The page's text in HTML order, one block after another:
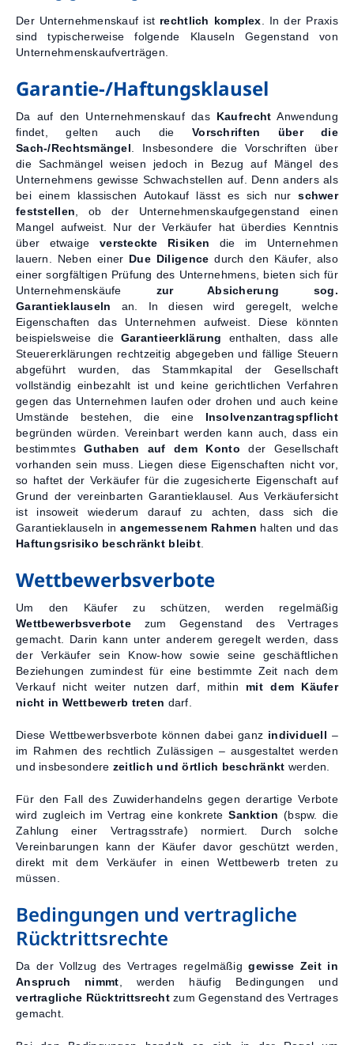
Der Unternehmenskauf ist rechtlich komplex . In der Praxis
sind typischerweise folgende Klauseln Gegenstand von
Unternehmenskaufverträgen.
Garantie-/Haftungsklausel
Da auf den Unternehmenskauf das Kaufrecht Anwendung
findet, gelten auch die Vorschriften über die
Sach-/Rechtsmängel . Insbesondere die Vorschriften über
die Sachmängel weisen jedoch in Bezug auf Mängel des
Unternehmens gewisse Schwachstellen auf. Denn anders als
bei einem klassischen Autokauf lässt es sich nur schwer
feststellen , ob der Unternehmenskaufgegenstand einen
Mangel aufweist. Nur der Verkäufer hat überdies Kenntnis
über etwaige versteckte Risiken die im Unternehmen
lauern. Neben einer Due Diligence durch den Käufer, also
einer sorgfältigen Prüfung des Unternehmens, bieten sich für
Unternehmenskäufe zur Absicherung sog.
Garantieklauseln an. In diesen wird geregelt, welche
Eigenschaften das Unternehmen aufweist. Diese könnten
beispielsweise die Garantieerklärung
enthalten, dass alle
Steuererklärungen rechtzeitig abgegeben und fällige Steuern
abgeführt wurden, das Stammkapital der Gesellschaft
vollständig einbezahlt ist und keine gerichtlichen Verfahren
gegen das Unternehmen laufen oder drohen und auch keine
Umstände bestehen, die eine Insolvenzantragspflicht
begründen würden. Vereinbart werden kann auch, dass ein
bestimmtesGuthaben auf dem Konto der Gesellschaft
vorhanden sein muss. Liegen diese Eigenschaften nicht vor,
so haftet der Verkäufer für die zugesicherte Eigenschaft auf
Grund der vereinbarten Garantieklausel. Aus Verkäufersicht
ist insoweit wiederum darauf zu achten, dass sich die
Garantieklauseln inangemessenem Rahmen halten und das
Haftungsrisiko beschränkt bleibt.
Wettbewerbsverbote
Um den Käufer zu schützen, werden regelmäßig
Wettbewerbsverbote zum Gegenstand des Vertrages
gemacht. Darin kann unter anderem geregelt werden, dass
der Verkäufer sein Know-how sowie seine geschäftlichen
Beziehungen zumindest für eine bestimmte Zeit nach dem
Verkauf nicht weiter nutzen darf, mithin mit dem Käufer
nicht in Wettbewerb treten darf.
Diese Wettbewerbsverbote können dabei ganz individuell –
im Rahmen des rechtlich Zulässigen – ausgestaltet werden
und insbesondere zeitlich und örtlich beschränkt werden.
Für den Fall des Zuwiderhandelns gegen derartige Verbote
wird zugleich im Vertrag eine konkreteSanktion (bspw. die
Zahlung einer Vertragsstrafe) normiert. Durch solche
Vereinbarungen kann der Käufer davor geschützt werden,
direkt mit dem Verkäufer in einen Wettbewerb treten zu
müssen.
Bedingungen und vertragliche
Rücktrittsrechte
Da der Vollzug des Vertrages regelmäßiggewisse Zeit in
Anspruch nimmt , werden häufig Bedingungen und
vertragliche Rücktrittsrechtzum Gegenstand des Vertrages
gemacht.